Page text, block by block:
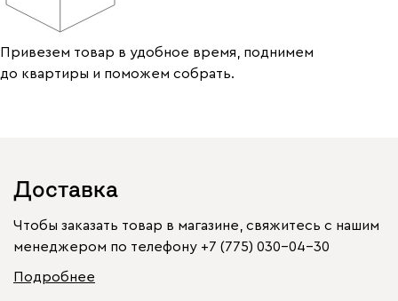
Привезем товар в удобное время, поднимем
до квартиры и поможем собрать.
Доставка
Чтобы заказать товар в магазине, свяжитесь с нашим
менеджером по телефону +7 (775) 030-04-30
Подробнее